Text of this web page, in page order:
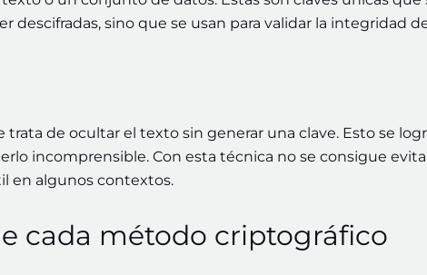
descifradas, sino que se usan para validar la integridad
de ocultar el texto sin generar una clave. Esto se
incomprensible. Con esta técnica no se consigue
en algunos contextos.
cada método criptográfico